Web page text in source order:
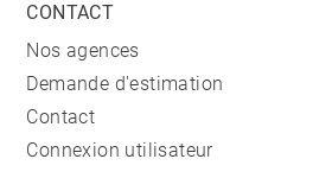
CONTACT
Nos agences
Demande d'estimation
Contact
Connexion utilisateur